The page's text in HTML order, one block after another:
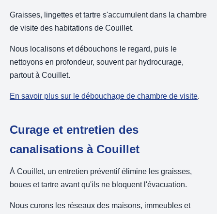
Graisses, lingettes et tartre s'accumulent dans la chambre
de visite des habitations de Couillet.
Nous localisons et débouchons le regard, puis le
nettoyons en profondeur, souvent par hydrocurage,
partout à Couillet.
En savoir plus sur le débouchage de chambre de visite.
Curage et entretien des
canalisations à Couillet
À Couillet, un entretien préventif élimine les graisses,
boues et tartre avant qu'ils ne bloquent l'évacuation.
Nous curons les réseaux des maisons, immeubles et